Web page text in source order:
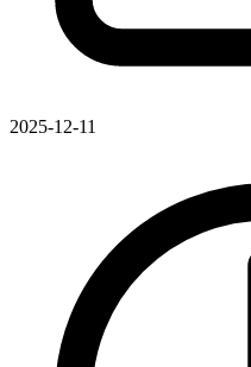
2025-12-11